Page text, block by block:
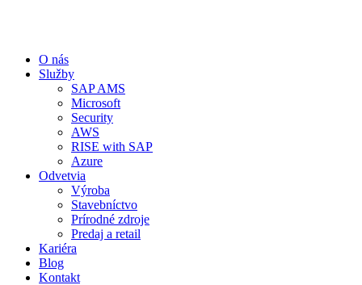
O nás
Služby
SAP AMS
Microsoft
Security
AWS
RISE with SAP
Azure
Odvetvia
Výroba
Stavebníctvo
Prírodné zdroje
Predaj a retail
Kariéra
Blog
Kontakt